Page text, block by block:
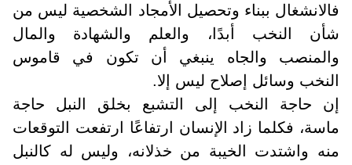
فالانشغال ببناء وتحصيل الأمجاد الشخصية ليس من
شأن النخب أبدًا، والعلم والشهادة والمال
والمنصب والجاه ينبغي أن تكون في قاموس
النخب وسائل إصلاح ليس إلا.
إن حاجة النخب إلى التشبع بخلق النبل حاجة
ماسة، فكلما زاد الإنسان ارتفاعًا ارتفعت التوقعات
منه واشتدت الخيبة من خذلانه، وليس له كالنبل